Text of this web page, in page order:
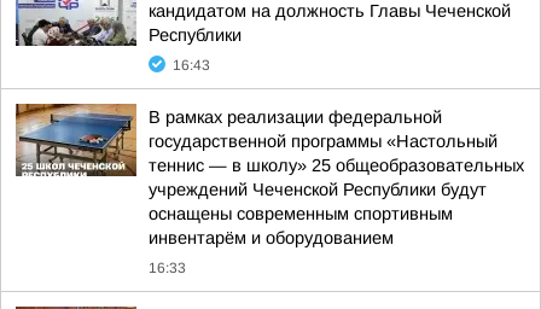
кандидатом на должность Главы Чеченской
Республики
16:43
В рамках реализации федеральной
государственной программы «Настольный
теннис — в школу» 25 общеобразовательных
учреждений Чеченской Республики будут
оснащены современным спортивным
инвентарём и оборудованием
16:33